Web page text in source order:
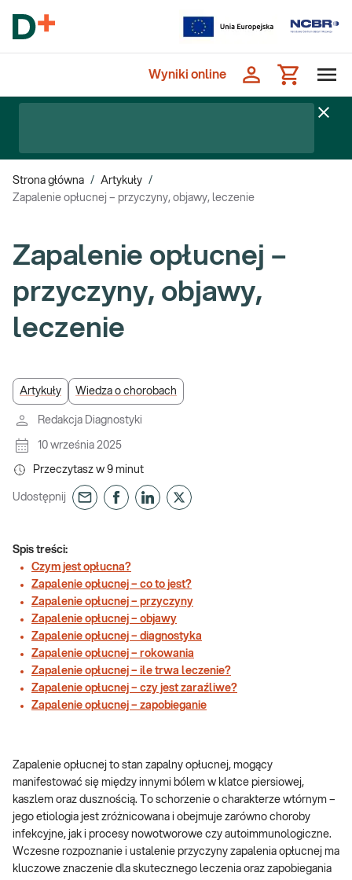
Wyniki online
Strona główna / Artykuły /
Zapalenie opłucnej – przyczyny, objawy, leczenie
Zapalenie opłucnej –
przyczyny, objawy,
leczenie
Artykuły Wiedza o chorobach
Redakcja Diagnostyki
10 września 2025
Przeczytasz w 9 minut
Udostępnij
Spis treści:
Czym jest opłucna?
Zapalenie opłucnej – co to jest?
Zapalenie opłucnej – przyczyny
Zapalenie opłucnej – objawy
Zapalenie opłucnej – diagnostyka
Zapalenie opłucnej – rokowania
Zapalenie opłucnej – ile trwa leczenie?
Zapalenie opłucnej – czy jest zaraźliwe?
Zapalenie opłucnej – zapobieganie
Zapalenie opłucnej to stan zapalny opłucnej, mogący
manifestować się między innymi bólem w klatce piersiowej,
kaszlem oraz dusznością. To schorzenie o charakterze wtórnym –
jego etiologia jest zróżnicowana i obejmuje zarówno choroby
infekcyjne, jak i procesy nowotworowe czy autoimmunologiczne.
Wczesne rozpoznanie i ustalenie przyczyny zapalenia opłucnej ma
kluczowe znaczenie dla skutecznego leczenia oraz zapobiegania